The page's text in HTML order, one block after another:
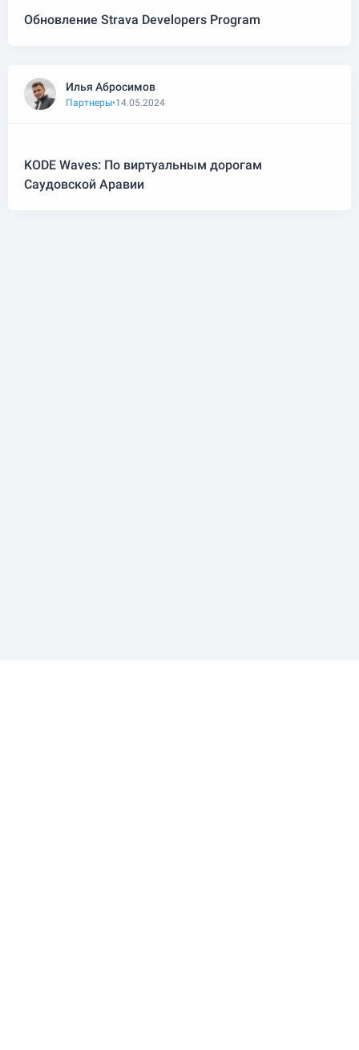
Обновление Strava Developers Program
Илья Абросимов
Партнеры•14.05.2024
KODE Waves: По виртуальным дорогам
Саудовской Аравии